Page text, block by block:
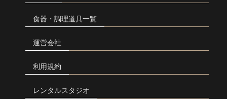
食器・調理道具一覧
運営会社
利用規約
レンタルスタジオ